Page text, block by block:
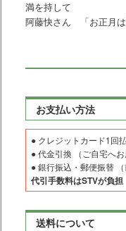
満を持して
阿藤快さん 「お正月は
お支払い方法
● クレジットカード1回
● 代金引換 （ご自宅へお
● 銀行振込・郵便振替 （
代引手数料はSTVが負担
送料について